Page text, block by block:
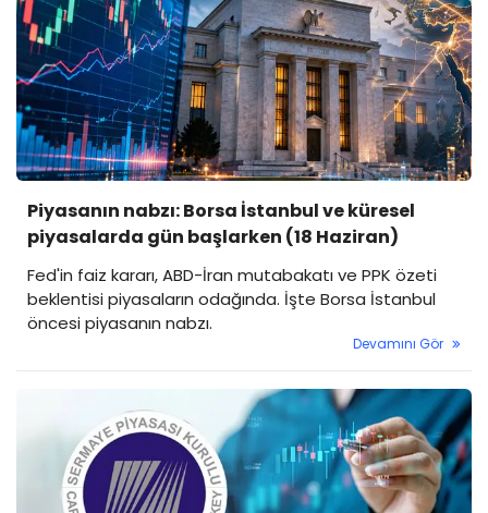
Piyasanın nabzı: Borsa İstanbul ve küresel
piyasalarda gün başlarken (18 Haziran)
Fed'in faiz kararı, ABD-İran mutabakatı ve PPK özeti
beklentisi piyasaların odağında. İşte Borsa İstanbul
öncesi piyasanın nabzı.
Devamını Gör